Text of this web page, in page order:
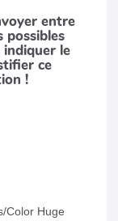
entre
indiquer le
ce
!
Color Huge